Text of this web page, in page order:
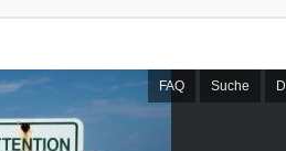
FAQ Suche